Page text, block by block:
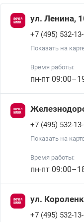
ул. Ленина,
+7 (495) 532-
Показать на
Время работы:
пн-пт
+7 (495) 532-
Показать на
Время работы:
пн-пт
ул.
+7 (495) 532-